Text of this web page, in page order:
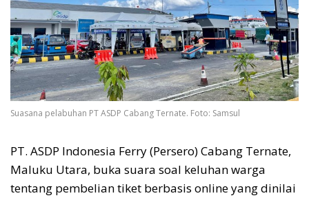
Suasana pelabuhan PT ASDP Cabang Ternate. Foto: Samsul
PT. ASDP Indonesia Ferry (Persero) Cabang Ternate,
Maluku Utara, buka suara soal keluhan warga
tentang pembelian tiket berbasis online yang dinilai